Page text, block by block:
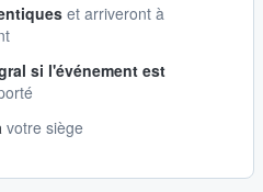
et arriveront à
si l'événement est
votre siège